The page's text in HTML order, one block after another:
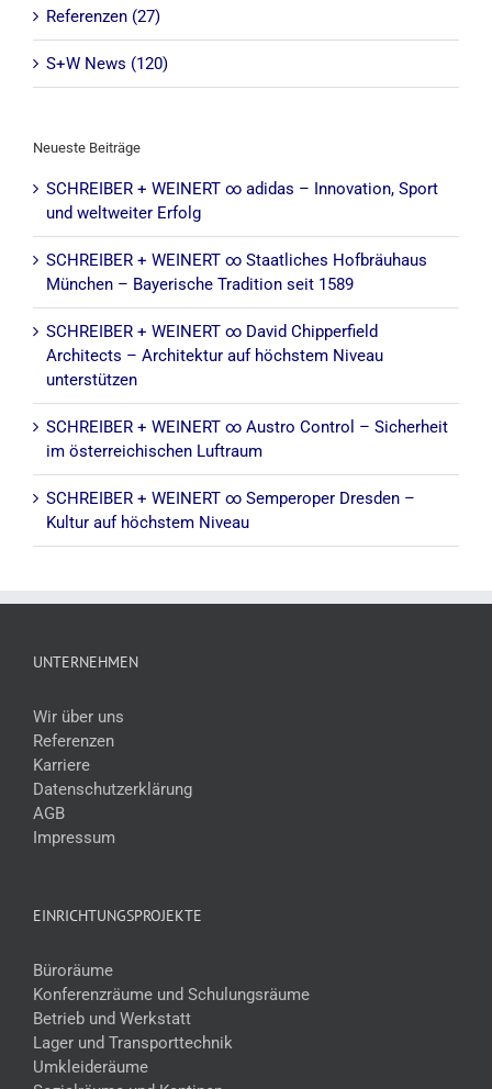
Referenzen (27)
S+W News (120)
Neueste Beiträge
SCHREIBER + WEINERT ∞ adidas – Innovation, Sport
und weltweiter Erfolg
SCHREIBER + WEINERT ∞ Staatliches Hofbräuhaus
München – Bayerische Tradition seit 1589
SCHREIBER + WEINERT ∞ David Chipperfield
Architects – Architektur auf höchstem Niveau
unterstützen
SCHREIBER + WEINERT ∞ Austro Control – Sicherheit
im österreichischen Luftraum
SCHREIBER + WEINERT ∞ Semperoper Dresden –
Kultur auf höchstem Niveau
UNTERNEHMEN
Wir über uns
Referenzen
Karriere
Datenschutzerklärung
AGB
Impressum
EINRICHTUNGSPROJEKTE
Büroräume
Konferenzräume und Schulungsräume
Betrieb und Werkstatt
Lager und Transporttechnik
Umkleideräume